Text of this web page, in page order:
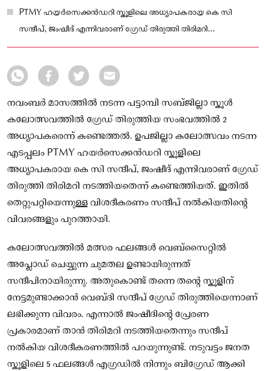
PTMY ഹയർസെക്കൻഡറി സ്കൂളിലെ അധ്യാപകരായ കെ സി
സന്ദീപ്, ജംഷീദ്‌ എന്നിവരാണ് ഗ്രേഡ് തിരുത്തി തിരിമറി
നടത്തിയതെന്ന് കണ്ടെത്തിയത്
നവംബർ മാസത്തിൽ നടന്ന പട്ടാമ്പി സബ്ജില്ലാ സ്കൂൾ
കലോത്സവത്തിൽ ഗ്രേഡ് തിരുത്തിയ സംഭവത്തിൽ 2
അധ്യാപകരെന്ന് കണ്ടെത്തൽ. ഉപജില്ലാ കലോത്സവം നടന്ന
എടപ്പലം PTMY ഹയർസെക്കൻഡറി സ്കൂളിലെ
അധ്യാപകരായ കെ സി സന്ദീപ്, ജംഷീദ്‌ എന്നിവരാണ് ഗ്രേഡ്
തിരുത്തി തിരിമറി നടത്തിയതെന്ന് കണ്ടെത്തിയത്. ഇതിൽ
തെറ്റുപറ്റിയെന്നുള്ള വിശദീകരണം സന്ദീപ് നൽകിയതിന്റെ
വിവരങ്ങളും പുറത്തായി.
കലോത്സവത്തിൽ മത്സര ഫലങ്ങൾ വെബ്‌സൈറ്റിൽ
അപ്ലോഡ് ചെയ്യുന്ന ചുമതല ഉണ്ടായിരുന്നത്
സന്ദീപിനായിരുന്നു. അതുകൊണ്ട് തന്നെ തന്റെ സ്കൂളിന്
നേട്ടമുണ്ടാക്കാൻ വെബ്‌ദി സന്ദീപ് ഗ്രേഡ് തിരുത്തിയെന്നാണ്
ലഭിക്കുന്ന വിവരം. എന്നാൽ ജംഷീദിന്റെ പ്രേരണ
പ്രകാരമാണ് താൻ തിരിമറി നടത്തിയതെന്നും സന്ദീപ്
നൽകിയ വിശദീകരണത്തിൽ പറയുന്നുണ്ട്. നടുവട്ടം ജനത
സ്കൂളിലെ 5 ഫലങ്ങൾ എഗ്രഡിൽ നിന്നും ബിഗ്രേഡ് ആക്കി